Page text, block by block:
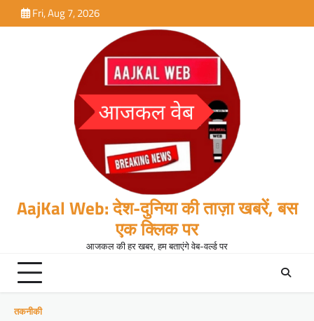
to
Fri, Aug 7, 2026
AajKal Web: देश-दुनिया की ताज़ा खबरें, बस
एक क्लिक पर
आजकल की हर खबर, हम बताएंगे वेब-वर्ल्ड पर
तकनीकी